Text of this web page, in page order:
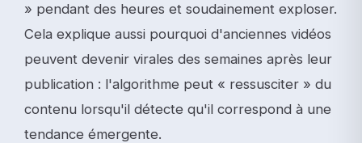
» pendant des heures et soudainement exploser.
Cela explique aussi pourquoi d'anciennes vidéos
peuvent devenir virales des semaines après leur
publication : l'algorithme peut « ressusciter » du
contenu lorsqu'il détecte qu'il correspond à une
tendance émergente.